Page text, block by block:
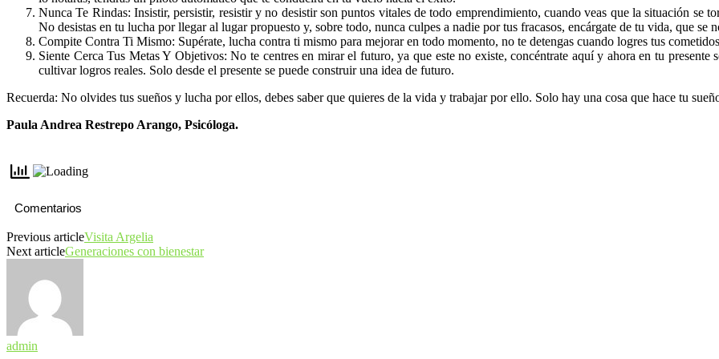
Nunca Te Rindas: Insistir, persistir, resistir y no desistir son puntos vitales de todo emprendimiento, cuando veas que la situación se
No desistas en tu lucha por llegar al lugar propuesto y, sobre todo, nunca culpes a nadie por tus fracasos, encárgate de tu vida, que se
Compite Contra Ti Mismo: Supérate, lucha contra ti mismo para mejorar en todo momento, no te detengas cuando logres tus
Siente Cerca Tus Metas Y Objetivos: No te centres en mirar el futuro, ya que este no existe, concéntrate aquí y ahora en tu
cultivar logros reales. Solo desde el presente se puede construir una idea de futuro.
Recuerda: No olvides tus sueños y lucha por ellos, debes saber que quieres de la vida y trabajar por ello. Solo hay una cosa que hace tu
Paula Andrea Restrepo Arango, Psicóloga.
Comentarios
Previous articleVisita Argelia
Next articleGeneraciones con bienestar
admin